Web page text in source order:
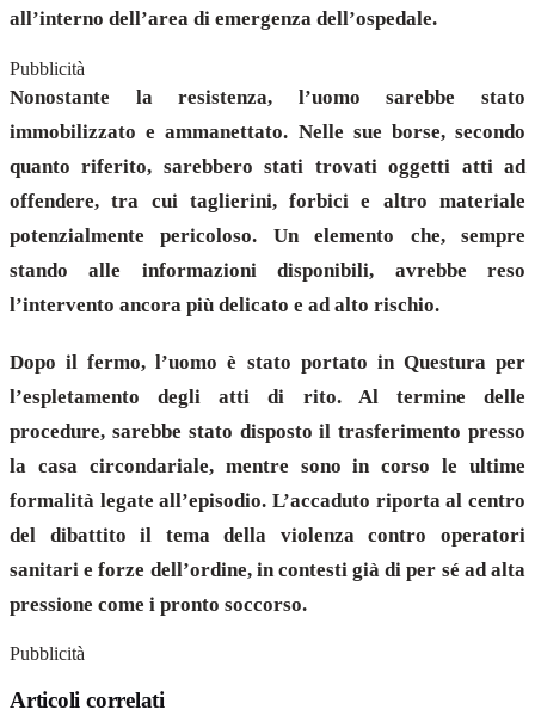
all’interno dell’area di emergenza dell’ospedale.
Pubblicità
Nonostante la resistenza, l’uomo sarebbe stato
immobilizzato e ammanettato. Nelle sue borse, secondo
quanto riferito, sarebbero stati trovati oggetti atti ad
offendere, tra cui taglierini, forbici e altro materiale
potenzialmente pericoloso. Un elemento che, sempre
stando alle informazioni disponibili, avrebbe reso
l’intervento ancora più delicato e ad alto rischio.
Dopo il fermo, l’uomo è stato portato in Questura per
l’espletamento degli atti di rito. Al termine delle
procedure, sarebbe stato disposto il trasferimento presso
la casa circondariale, mentre sono in corso le ultime
formalità legate all’episodio. L’accaduto riporta al centro
del dibattito il tema della violenza contro operatori
sanitari e forze dell’ordine, in contesti già di per sé ad alta
pressione come i pronto soccorso.
Pubblicità
Articoli correlati